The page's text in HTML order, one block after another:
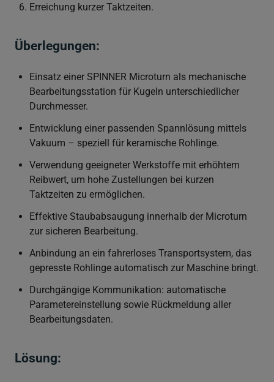
Erreichung kurzer Taktzeiten.
Überlegungen:
Einsatz einer SPINNER Microturn als mechanische
Bearbeitungsstation für Kugeln unterschiedlicher
Durchmesser.
Entwicklung einer passenden Spannlösung mittels
Vakuum – speziell für keramische Rohlinge.
Verwendung geeigneter Werkstoffe mit erhöhtem
Reibwert, um hohe Zustellungen bei kurzen
Taktzeiten zu ermöglichen.
Effektive Staubabsaugung innerhalb der Microturn
zur sicheren Bearbeitung.
Anbindung an ein fahrerloses Transportsystem, das
gepresste Rohlinge automatisch zur Maschine bringt.
Durchgängige Kommunikation: automatische
Parametereinstellung sowie Rückmeldung aller
Bearbeitungsdaten.
Lösung: